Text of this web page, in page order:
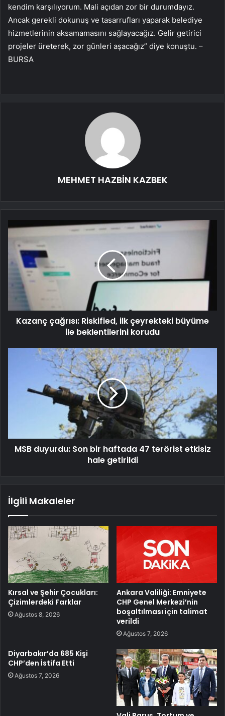
kendim karşılıyorum. Mali açıdan zor bir durumdayız.
Ancak gerekli dokunuş ve tasarrufları yaparak belediye
hizmetlerinin aksamamasını sağlayacağız. Gelir getirici
projeler üreterek, zor günleri aşacağız” diye konuştu. –
BURSA
MEHMET HAZBİN KAZBEK
Kazanç çağrısı: Riskified, ilk çeyrekteki büyüme
ile beklentilerini korudu
MSB duyurdu: Son bir haftada 47 terörist etkisiz
hale getirildi
İlgili Makaleler
Kırsal ve Şehir Çocukları:
Çizimlerdeki Farklar
Ağustos 8, 2026
Ankara Valiliği: Emniyete
CHP Genel Merkezi’nin
boşaltılması için talimat
verildi
Ağustos 7, 2026
Diyarbakır’da 685 Kişi
CHP’den İstifa Etti
Ağustos 7, 2026